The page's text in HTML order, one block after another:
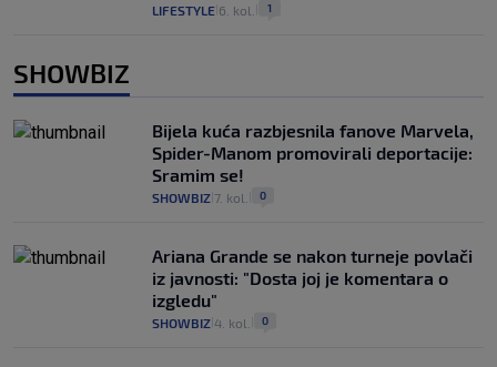
LIFESTYLE 6. kol. 1
SHOWBIZ
Bijela kuća razbjesnila fanove Marvela,
Spider-Manom promovirali deportacije:
Sramim se!
SHOWBIZ 7. kol. 0
Ariana Grande se nakon turneje povlači
iz javnosti: "Dosta joj je komentara o
izgledu"
SHOWBIZ 4. kol. 0